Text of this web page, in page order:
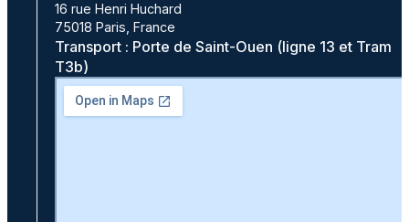
16 rue Henri Huchard
75018 Paris, France
Transport : Porte de Saint-Ouen (ligne 13 et Tram
T3b)